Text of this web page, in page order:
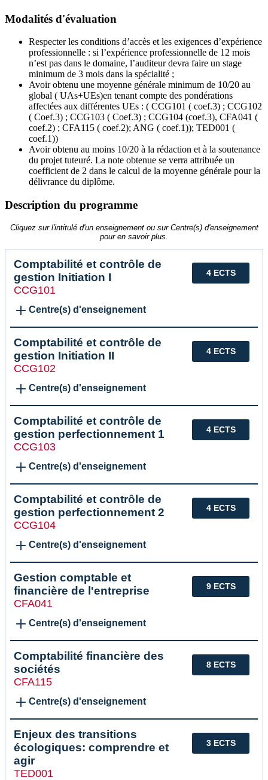
Modalités d'évaluation
Respecter les conditions d’accès et les exigences d’expérience
professionnelle : si l’expérience professionnelle de 12 mois
n’est pas dans le domaine, l’auditeur devra faire un stage
minimum de 3 mois dans la spécialité ;
Avoir obtenu une moyenne générale minimum de 10/20 au
global ( UAs+UEs)en tenant compte des pondérations
affectées aux différentes UEs : ( CCG101 ( coef.3) ; CCG102
( Coef.3) ; CCG103 ( Coef.3) ; CCG104 (coef.3), CFA041 (
coef.2) ; CFA115 ( coef.2); ANG ( coef.1)); TED001 (
coef.1))
Avoir obtenu au moins 10/20 à la rédaction et à la soutenance
du projet tuteuré. La note obtenue se verra attribuée un
coefficient de 2 dans le calcul de la moyenne générale pour la
délivrance du diplôme.
Description du programme
Cliquez sur l'intitulé d'un enseignement ou sur Centre(s) d'enseignement
pour en savoir plus.
4 ECTS
Comptabilité et contrôle de
gestion Initiation I
CCG101
Centre(s) d'enseignement
4 ECTS
Comptabilité et contrôle de
gestion Initiation II
CCG102
Centre(s) d'enseignement
4 ECTS
Comptabilité et contrôle de
gestion perfectionnement 1
CCG103
Centre(s) d'enseignement
4 ECTS
Comptabilité et contrôle de
gestion perfectionnement 2
CCG104
Centre(s) d'enseignement
9 ECTS
Gestion comptable et
financière de l'entreprise
CFA041
Centre(s) d'enseignement
8 ECTS
Comptabilité financière des
sociétés
CFA115
Centre(s) d'enseignement
3 ECTS
Enjeux des transitions
écologiques: comprendre et
agir
TED001